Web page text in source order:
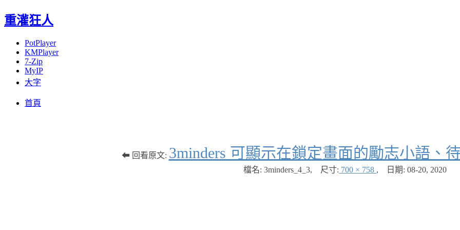
重灌狂人
PotPlayer
KMPlayer
7-Zip
MyIP
大字
首頁
⬅ 回看原文: 3minders 可顯示在鎖定畫面的勵志小語、
檔名: 3minders_4_3, 尺寸: 700 × 758 , 日期: 08-20, 2020